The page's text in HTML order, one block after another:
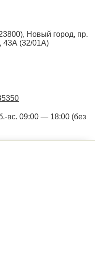
), Новый город, пр.
43А (32/01А)
вс. 09:00 — 18:00 (без